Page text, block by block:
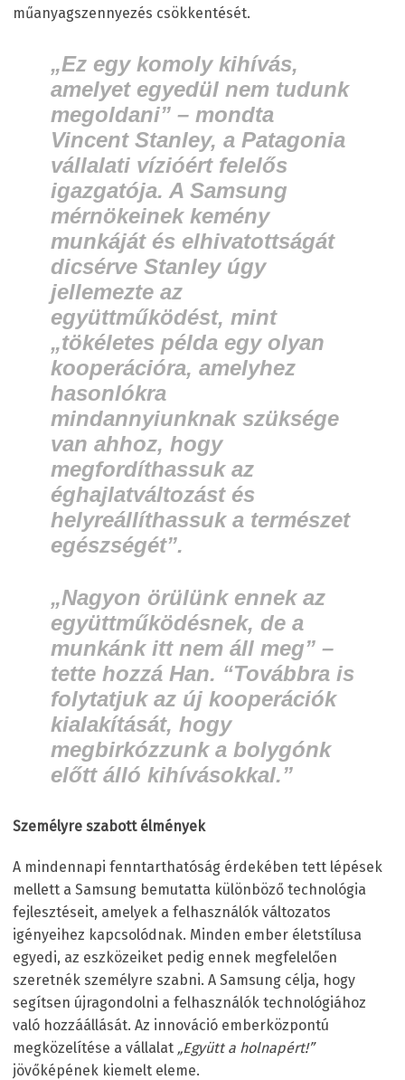
műanyagszennyezés csökkentését.
„Ez egy komoly kihívás,
amelyet egyedül nem tudunk
megoldani” – mondta
Vincent Stanley, a Patagonia
vállalati vízióért felelős
igazgatója. A Samsung
mérnökeinek kemény
munkáját és elhivatottságát
dicsérve Stanley úgy
jellemezte az
együttműködést, mint
„tökéletes példa egy olyan
kooperációra, amelyhez
hasonlókra
mindannyiunknak szüksége
van ahhoz, hogy
megfordíthassuk az
éghajlatváltozást és
helyreállíthassuk a természet
egészségét”.
„Nagyon örülünk ennek az
együttműködésnek, de a
munkánk itt nem áll meg” –
tette hozzá Han. “Továbbra is
folytatjuk az új kooperációk
kialakítását, hogy
megbirkózzunk a bolygónk
előtt álló kihívásokkal.”
Személyre szabott élmények
A mindennapi fenntarthatóság érdekében tett lépések
mellett a Samsung bemutatta különböző technológia
fejlesztéseit, amelyek a felhasználók változatos
igényeihez kapcsolódnak. Minden ember életstílusa
egyedi, az eszközeiket pedig ennek megfelelően
szeretnék személyre szabni. A Samsung célja, hogy
segítsen újragondolni a felhasználók technológiához
való hozzáállását. Az innováció emberközpontú
megközelítése a vállalat „Együtt a holnapért!”
jövőképének kiemelt eleme.